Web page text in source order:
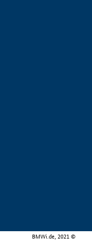
BMWi.de, 2021 ©